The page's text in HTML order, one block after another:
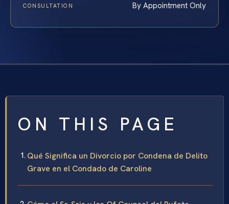
CONSULTATION By Appointment Only
ON THIS PAGE
Qué Significa un Divorcio por Condena de Delito
Grave en el Condado de Caroline